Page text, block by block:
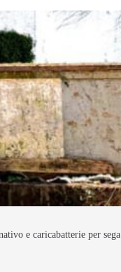
e caricabatterie per